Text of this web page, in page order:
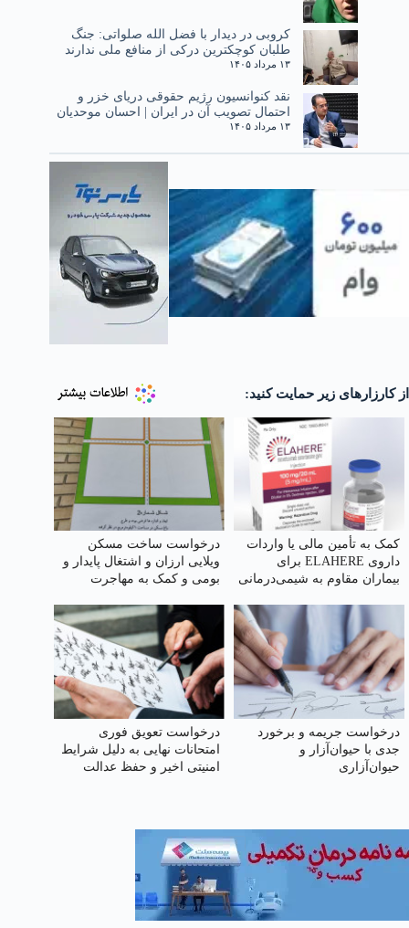
کروبی در دیدار با فضل الله صلواتی: جنگ
طلبان کوچکترین درکی از منافع ملی ندارند
۱۳ مرداد ۱۴۰۵
نقد کنوانسیون رژیم حقوقی دریای خزر و
احتمال تصویب آن در ایران | احسان موحدیان
۱۳ مرداد ۱۴۰۵
از کارزارهای زیر حمایت کنید:
کمک به تأمین مالی یا واردات
داروی ELAHERE برای
بیماران مقاوم به شیمی‌درمانی
درخواست ساخت مسکن
ویلایی ارزان و اشتغال پایدار و
بومی و کمک به مهاجرت
درخواست جریمه و برخورد
جدی با حیوان‌آزار و
حیوان‌آزاری
درخواست تعویق فوری
امتحانات نهایی به دلیل شرایط
امنیتی اخیر و حفظ عدالت